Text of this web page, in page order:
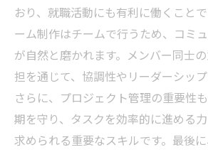
おり、就職活動にも有利に働くこと
ーム制作はチームで行うため、コミ
が自然と磨かれます。メンバー同士
担を通じて、協調性やリーダーシップ
さらに、プロジェクト管理の重要性
期を守り、タスクを効率的に進める
求められる重要なスキルです。最後